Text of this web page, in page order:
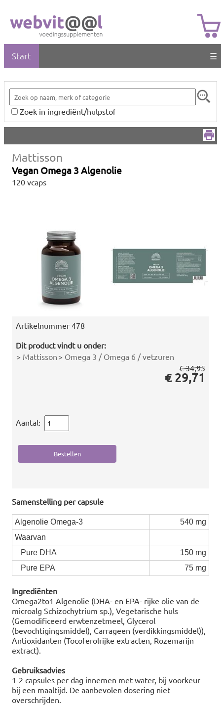
Start ☰
Zoek in ingrediënt/hulpstof
Mattisson
Vegan Omega 3 Algenolie
120 vcaps
Artikelnummer 478
Dit product vindt u onder:
> Mattisson > Omega 3 / Omega 6 / vetzuren
€ 34,95
€ 29,71
Aantal:
Samenstelling per capsule
Algenolie Omega-3
540 mg
Waarvan
Pure DHA
150 mg
Pure EPA
75 mg
Ingrediënten
Omega2to1 Algenolie (DHA- en EPA- rijke olie van de
microalg Schizochytrium sp.), Vegetarische huls
(Gemodificeerd erwtenzetmeel, Glycerol
(bevochtigingsmiddel), Carrageen (verdikkingsmiddel)),
Antioxidanten (Tocoferolrijke extracten, Rozemarijn
extract).
Gebruiksadvies
1-2 capsules per dag innemen met water, bij voorkeur
bij een maaltijd. De aanbevolen dosering niet
overschrijden.